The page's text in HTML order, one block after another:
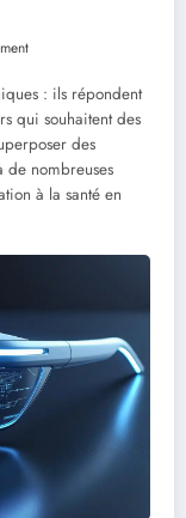
: ils répondent
qui souhaitent des
des
de nombreuses
à la santé en